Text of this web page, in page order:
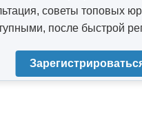
советы топовых
после быстрой